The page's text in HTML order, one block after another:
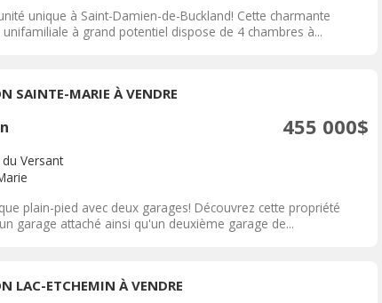
unique à Saint-Damien-de-Buckland! Cette charmante
à grand potentiel dispose de 4 chambres à...
SAINTE-MARIE À VENDRE
455 000$
Versant
plain-pied avec deux garages! Découvrez cette propriété
garage attaché ainsi qu'un deuxième garage de...
LAC-ETCHEMIN À VENDRE